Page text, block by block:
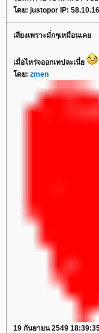
โดย: justopor IP:
เสียงเพราะมั่กๆเหมือนเคย
เมื่อไหร่จออกเทปละเนี่ย
โดย: zmen
19 กันยายน 2549